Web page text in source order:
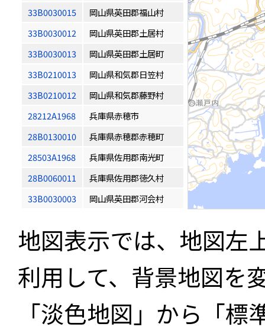
33B0030015
岡山県英田郡福山村
33B0030012
岡山県英田郡土居村
33B0030013
岡山県英田郡土居町
33B0210013
岡山県和気郡日笠村
33B0210012
岡山県和気郡藤野村
28212A1968
兵庫県赤穂市
28B0130010
兵庫県赤穂郡赤穂町
28503A1968
兵庫県佐用郡南光町
28B0060011
兵庫県佐用郡徳久村
33B0030003
岡山県英田郡河会村
地図表示では、地図左
利用して、背景地図を
「淡色地図」から「